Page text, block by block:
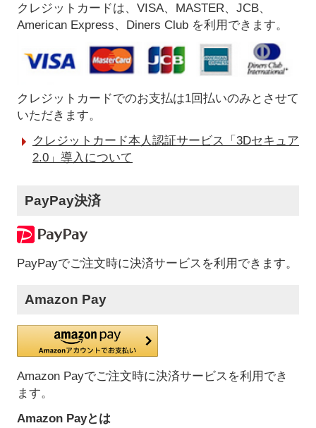
クレジットカードは、VISA、MASTER、JCB、
American Express、Diners Club を利用できます。
クレジットカードでのお支払は1回払いのみとさせて
いただきます。
クレジットカード本人認証サービス「3Dセキュア
2.0」導入について
PayPay決済
PayPayでご注文時に決済サービスを利用できます。
Amazon Pay
Amazon Payでご注文時に決済サービスを利用でき
ます。
Amazon Payとは